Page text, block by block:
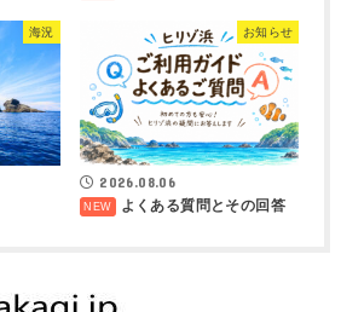
海況 お知らせ
2026.08.06
よくある質問とその回答